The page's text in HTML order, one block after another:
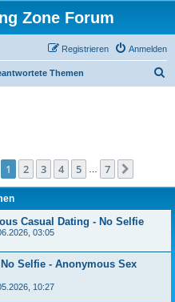
Zone Forum
Anmelden
Registrieren
Themen
Seite 1von
1 2 3 4 5 7
Casual Dating - No Selfie
03:05
Selfie - Anonymous Sex
10:27